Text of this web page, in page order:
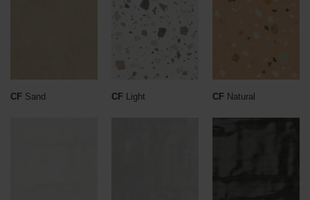
CF Sand CF Light CF Natural